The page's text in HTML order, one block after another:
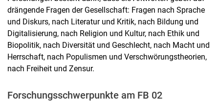
drängende Fragen der Gesellschaft: Fragen nach Sprache
und Diskurs, nach Literatur und Kritik, nach Bildung und
Digitalisierung, nach Religion und Kultur, nach Ethik und
Biopolitik, nach Diversität und Geschlecht, nach Macht und
Herrschaft, nach Populismen und Verschwörungstheorien,
nach Freiheit und Zensur.
Forschungsschwerpunkte am FB 02